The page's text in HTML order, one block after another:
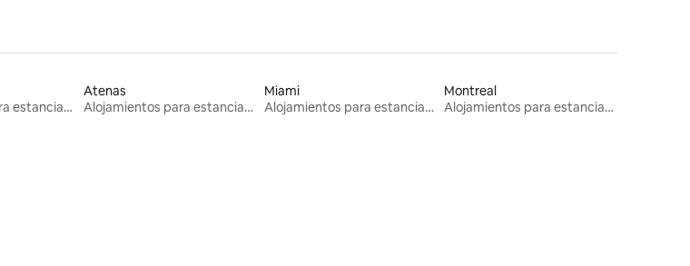
Alojamientos para estancias largas
Atenas
Alojamientos para estancias largas
Miami
Alojamientos para estancias largas
Montreal
Alojamientos para estancias largas